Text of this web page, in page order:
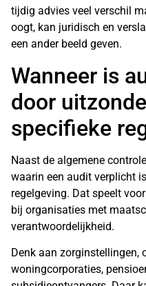
tijdig advies veel verschil
oogt, kan juridisch en
een ander beeld geven.
Wanneer is
door
specifieke
Naast de algemene
waarin een audit verplicht
regelgeving. Dat speelt
bij organisaties met
verantwoordelijkheid.
Denk aan zorginstellingen,
woningcorporaties,